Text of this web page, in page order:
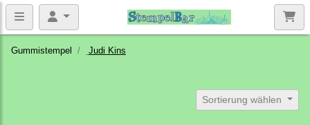
Gummistempel Judi Kins
Sortierung wählen